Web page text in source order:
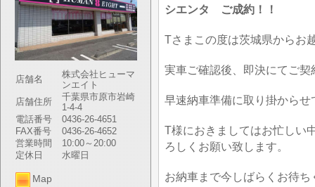
店舗名
株式会社ヒューマ
ンエイト
店舗住所
千葉県市原市岩崎
1-4-4
電話番号
0436-26-4651
FAX番号
0436-26-4652
営業時間
10:00～20:00
定休日
水曜日
Map
シエンタ ご成約！！
Tさまこの度は茨城県からお
実車ご確認後、即決にてご
早速納車準備に取り掛からせ
T様におきましてはお忙しい
ろしくお願い致します。
お納車まで今しばらくお待ち